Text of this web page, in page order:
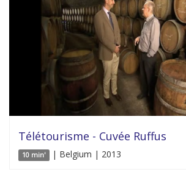
Télétourisme - Cuvée Ruffus
10 min' | Belgium | 2013